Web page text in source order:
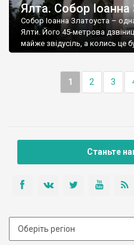
Ялта. Собор Іоанна
Собор Іоанна Златоуста –
Ялти. Його 45-метрова
майже звідусіль, а колись це
1 2 3
Станьте